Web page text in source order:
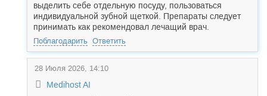
выделить себе отдельную посуду, пользоваться
индивидуальной зубной щеткой. Препараты следует
принимать как рекомендовал лечащий врач.
Поблагодарить Ответить
28 Июля 2026, 14:10
Medihost AI